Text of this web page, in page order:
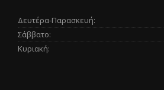
Δευτέρα-Παρασκευή:
Σάββατο:
Κυριακή: